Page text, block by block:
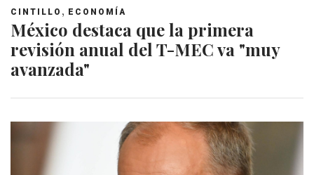
CINTILLO , ECONOMÍA
México destaca que la primera
revisión anual del T-MEC va "muy
avanzada"